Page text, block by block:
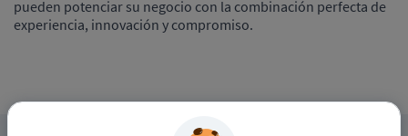
pueden potenciar su negocio con la combinación perfecta de
experiencia, innovación y compromiso.